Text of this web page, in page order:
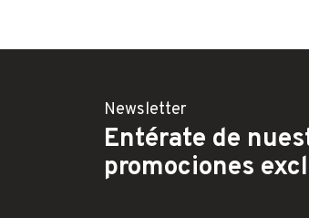
Newsletter
Entérate de
promociones